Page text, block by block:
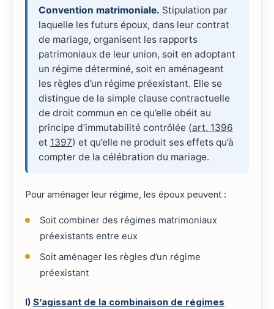
Convention matrimoniale. Stipulation par
laquelle les futurs époux, dans leur contrat
de mariage, organisent les rapports
patrimoniaux de leur union, soit en adoptant
un régime déterminé, soit en aménageant
les règles d’un régime préexistant. Elle se
distingue de la simple clause contractuelle
de droit commun en ce qu’elle obéit au
principe d’immutabilité contrôlée (art. 1396
et 1397) et qu’elle ne produit ses effets qu’à
compter de la célébration du mariage.
Pour aménager leur régime, les époux peuvent :
Soit combiner des régimes matrimoniaux
préexistants entre eux
Soit aménager les règles d’un régime
préexistant
I) S’agissant de la combinaison de régimes